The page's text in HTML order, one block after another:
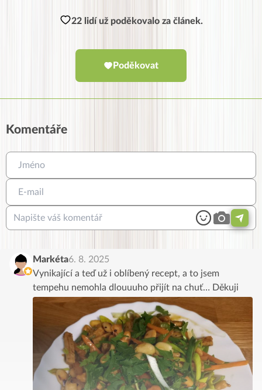
22 lidí už poděkovalo za článek.
Poděkovat
Komentáře
Markéta6. 8. 2025
Vynikající a teď už i oblíbený recept, a to jsem
tempehu nemohla dlouuuho přijít na chuť… Děkuji